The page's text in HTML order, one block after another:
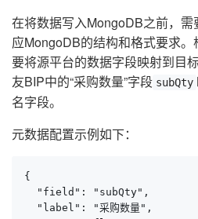
在将数据写入MongoDB之前，
应MongoDB的结构和格式要求
要将源平台的数据字段映射到目
友BIP中的“采购数量”字段 subQty
名字段。
元数据配置示例如下：
{
  "field": "subQty",
  "label": "采购数量",